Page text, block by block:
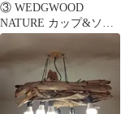
③ WEDGWOOD
NATURE カップ&ソー
サー 1客